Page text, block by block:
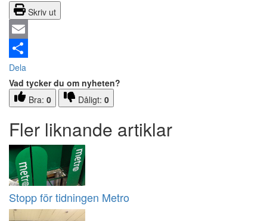
Skriv ut
Email
Dela
Vad tycker du om nyheten?
Bra: 0 Dåligt: 0
Fler liknande artiklar
Stopp för tidningen Metro